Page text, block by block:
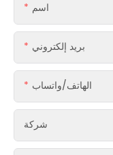
اسم
بريد إلكتروني
الهاتف/واتساب
شركة